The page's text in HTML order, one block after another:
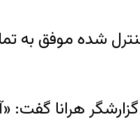
شده موفق به